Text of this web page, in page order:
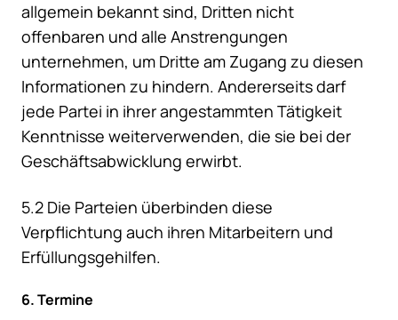
allgemein bekannt sind, Dritten nicht
offenbaren und alle Anstrengungen
unternehmen, um Dritte am Zugang zu diesen
Informationen zu hindern. Andererseits darf
jede Partei in ihrer angestammten Tätigkeit
Kenntnisse weiterverwenden, die sie bei der
Geschäftsabwicklung erwirbt.
5.2 Die Parteien überbinden diese
Verpflichtung auch ihren Mitarbeitern und
Erfüllungsgehilfen.
6. Termine